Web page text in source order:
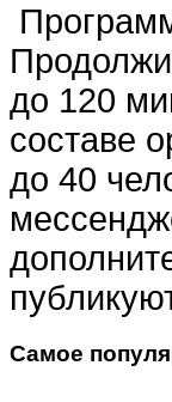
до 120
составе
до 40
Самое